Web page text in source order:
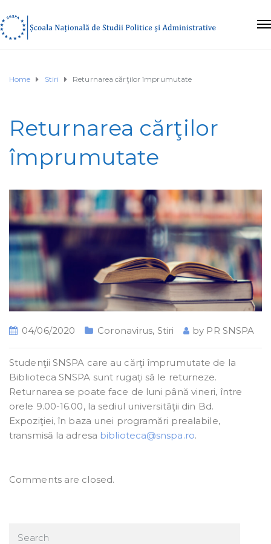
Home Stiri Returnarea cărţilor împrumutate
Returnarea cărţilor
împrumutate
04/06/2020 Coronavirus, Stiri by PR SNSPA
Studenţii SNSPA care au cărţi împrumutate de la
Biblioteca SNSPA sunt rugaţi să le returneze.
Returnarea se poate face de luni până vineri, între
orele 9.00-16.00, la sediul universităţii din Bd.
Expoziţiei, în baza unei programări prealabile,
transmisă la adresa biblioteca@snspa.ro.
Comments are closed.